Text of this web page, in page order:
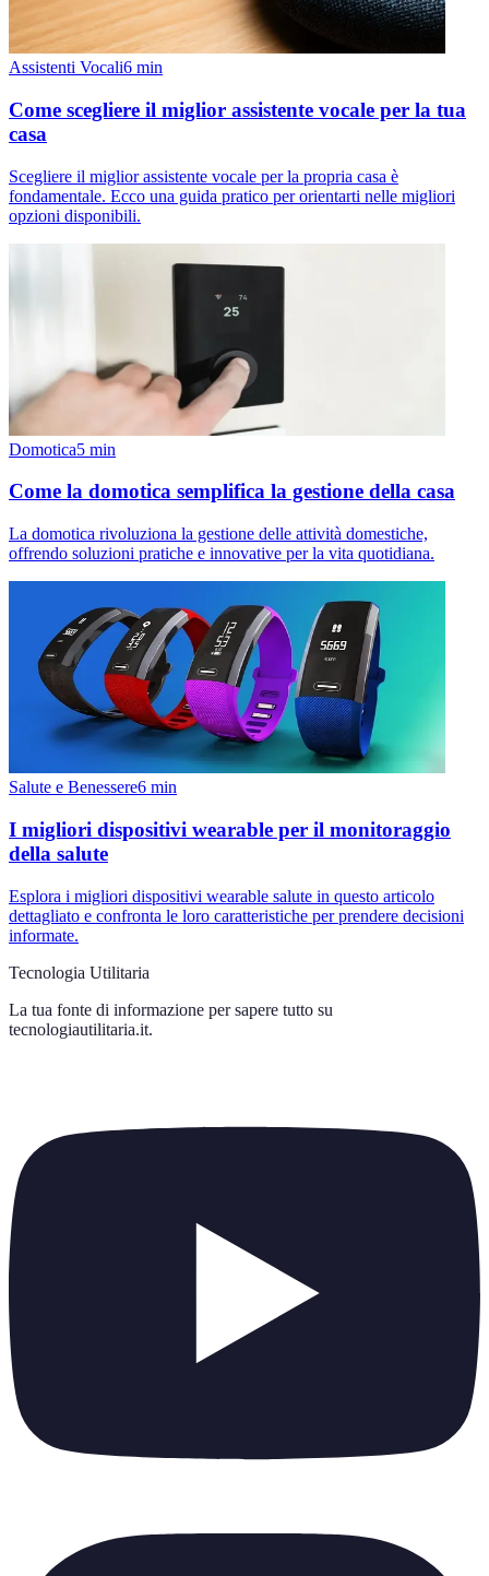
Assistenti Vocali6 min
Come scegliere il miglior assistente vocale per la tua
casa
Scegliere il miglior assistente vocale per la propria casa è
fondamentale. Ecco una guida pratico per orientarti nelle migliori
opzioni disponibili.
Domotica5 min
Come la domotica semplifica la gestione della casa
La domotica rivoluziona la gestione delle attività domestiche,
offrendo soluzioni pratiche e innovative per la vita quotidiana.
Salute e Benessere6 min
I migliori dispositivi wearable per il monitoraggio
della salute
Esplora i migliori dispositivi wearable salute in questo articolo
dettagliato e confronta le loro caratteristiche per prendere decisioni
informate.
Tecnologia Utilitaria
La tua fonte di informazione per sapere tutto su
tecnologiautilitaria.it.